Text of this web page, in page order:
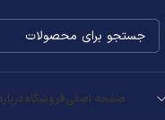
صفحه اصلیفروشگاه